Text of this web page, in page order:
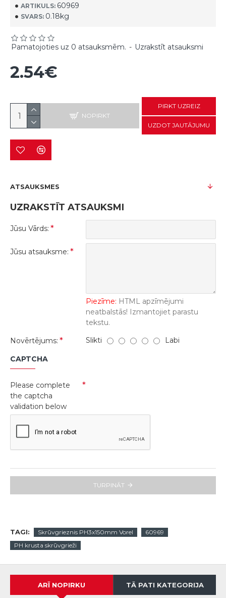
ARTIKULS: 60969
SVARS: 0.18kg
Pamatojoties uz 0 atsauksmēm. - Uzrakstīt atsauksmi
2.54€
NOPIRKT
PIRKT UZREIZ
UZDOT JAUTĀJUMU
ATSAUKSMES
UZRAKSTĪT ATSAUKSMI
Jūsu Vārds:
Jūsu atsauksme:
Piezīme: HTML apzīmējumi
neatbalstās! Izmantojiet parastu
tekstu.
Novērtējums:
Slikti Labi
CAPTCHA
Please complete
the captcha
validation below
TURPINĀT
TAGI: Skrūvgrieznis PH3x150mm Vorel
60969
PH krusta skrūvgrieži
ARĪ NOPIRKU TĀ PATI KATEGORIJA